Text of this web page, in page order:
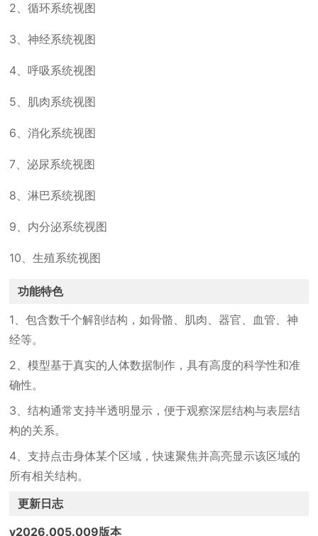
2、循环系统视图
3、神经系统视图
4、呼吸系统视图
5、肌肉系统视图
6、消化系统视图
7、泌尿系统视图
8、淋巴系统视图
9、内分泌系统视图
10、生殖系统视图
功能特色
1、包含数千个解剖结构，如骨骼、肌肉、器官、血管、神
经等。
2、模型基于真实的人体数据制作，具有高度的科学性和准
确性。
3、结构通常支持半透明显示，便于观察深层结构与表层结
构的关系。
4、支持点击身体某个区域，快速聚焦并高亮显示该区域的
所有相关结构。
更新日志
v2026.005.009版本